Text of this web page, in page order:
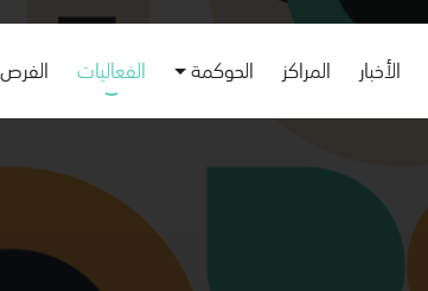
الأخبار المراكز الحوكمة الفعاليات